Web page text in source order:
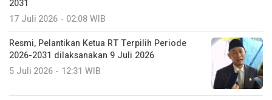
2031
17 Juli 2026 - 02:08 WIB
Resmi, Pelantikan Ketua RT Terpilih Periode
2026-2031 dilaksanakan 9 Juli 2026
5 Juli 2026 - 12:31 WIB